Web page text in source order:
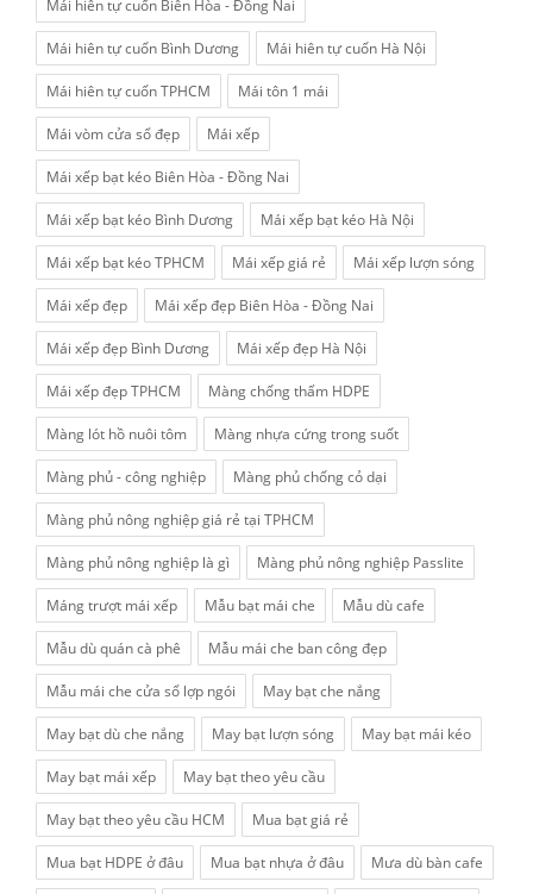
Mái hiên tự cuốn Biên Hòa - Đồng Nai
Mái hiên tự cuốn Bình Dương Mái hiên tự cuốn Hà Nội
Mái hiên tự cuốn TPHCM Mái tôn 1 mái
Mái vòm cửa sổ đẹp Mái xếp
Mái xếp bạt kéo Biên Hòa - Đồng Nai
Mái xếp bạt kéo Bình Dương Mái xếp bạt kéo Hà Nội
Mái xếp bạt kéo TPHCM Mái xếp giá rẻ Mái xếp lượn sóng
Mái xếp đẹp Mái xếp đẹp Biên Hòa - Đồng Nai
Mái xếp đẹp Bình Dương Mái xếp đẹp Hà Nội
Mái xếp đẹp TPHCM Màng chống thấm HDPE
Màng lót hồ nuôi tôm Màng nhựa cứng trong suốt
Màng phủ - công nghiệp Màng phủ chống cỏ dại
Màng phủ nông nghiệp giá rẻ tại TPHCM
Màng phủ nông nghiệp là gì Màng phủ nông nghiệp Passlite
Máng trượt mái xếp Mẫu bạt mái che Mẫu dù cafe
Mẫu dù quán cà phê Mẫu mái che ban công đẹp
Mẫu mái che cửa sổ lợp ngói May bạt che nắng
May bạt dù che nắng May bạt lượn sóng May bạt mái kéo
May bạt mái xếp May bạt theo yêu cầu
May bạt theo yêu cầu HCM Mua bạt giá rẻ
Mua bạt HDPE ở đâu Mua bạt nhựa ở đâu Mưa dù bàn cafe